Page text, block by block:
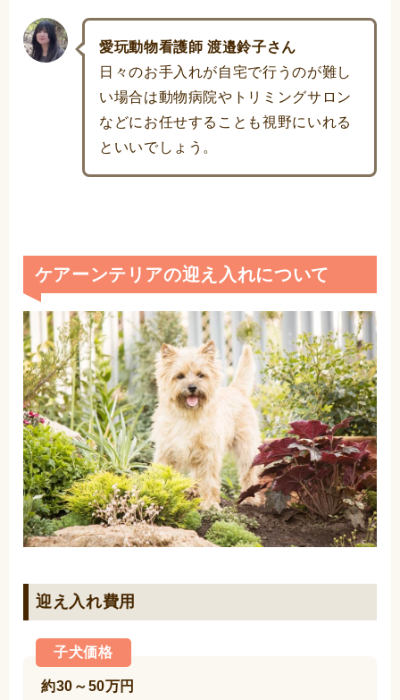
愛玩動物看護師 渡邉鈴子さん
日々のお手入れが自宅で行うのが難し
い場合は動物病院やトリミングサロン
などにお任せすることも視野にいれる
といいでしょう。
ケアーンテリアの迎え入れについて
迎え入れ費用
子犬価格
約30～50万円